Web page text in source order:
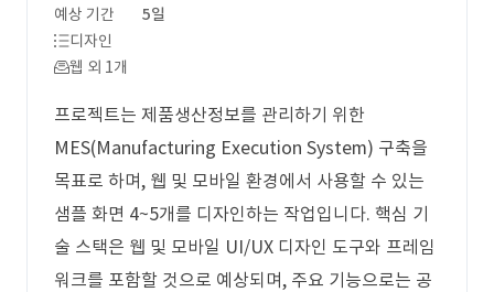
예상 기간
5일
디자인
웹 외 1개
프로젝트는 제품생산정보를 관리하기 위한
MES(Manufacturing Execution System) 구축을
목표로 하며, 웹 및 모바일 환경에서 사용할 수 있는
샘플 화면 4~5개를 디자인하는 작업입니다. 핵심 기
술 스택은 웹 및 모바일 UI/UX 디자인 도구와 프레임
워크를 포함할 것으로 예상되며, 주요 기능으로는 공